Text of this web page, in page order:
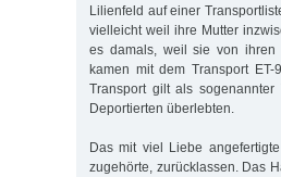
Lilienfeld auf einer
vielleicht weil ihre Mutter
es damals, weil sie von ihren
kamen mit dem Transport
Transport gilt als
Deportierten überlebten.
Das mit viel Liebe
zugehörte, zurücklassen. Das